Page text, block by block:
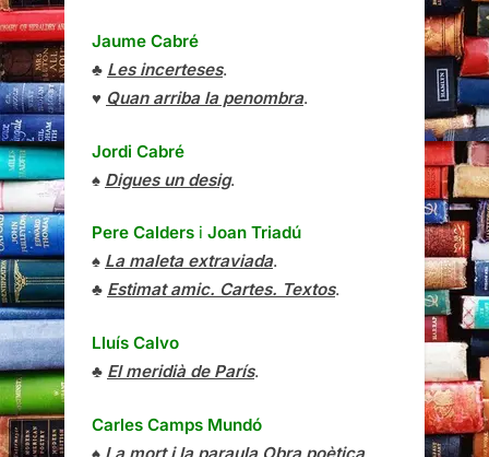
Jaume Cabré
♣ Les incerteses.
♥ Quan arriba la penombra.
Jordi Cabré
♠ Digues un desig.
Pere Calders i Joan Triadú
♠ La maleta extraviada.
♣ Estimat amic. Cartes. Textos.
Lluís Calvo
♣ El meridià de París.
Carles Camps Mundó